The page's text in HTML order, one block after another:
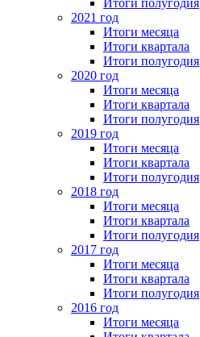
2021 год
Итоги месяца
Итоги квартала
Итоги полугодия
2020 год
Итоги месяца
Итоги квартала
Итоги полугодия
2019 год
Итоги месяца
Итоги квартала
Итоги полугодия
2018 год
Итоги месяца
Итоги квартала
Итоги полугодия
2017 год
Итоги месяца
Итоги квартала
Итоги полугодия
2016 год
Итоги месяца